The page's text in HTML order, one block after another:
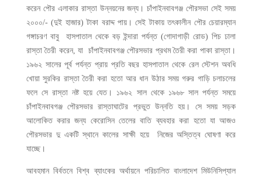
করেন পৌর এলাকার রাস্তা উন্নয়নের জন্য। চাঁপাইনবাবগঞ্জ পৌরসভা সেই সময়
২০০০/- (দুই হাজার) টাকা বরাদ্দ পায়। সেই টাকায় তৎকালীন পৌর চেয়ারম্যান
গঙ্গাচরণ বাবু হাসপাতাল থেকে বড় ইন্দারা পর্যন্ত (গোদাগাড়ী রোড) পিচ ঢালা
রাস্তা তৈরী করেন, যা চাঁপাইনবাবগঞ্জ পৌরসভার প্রথম তৈরী করা পাকা রাস্তা।
১৯৬২ সালের পূর্ব পর্যন্ত প্রায় প্রতি বছর হাসপাতাল থেকে রেল স্টেশন অবধি
খোয়া সুরকির রাস্তা তৈরী করা হতো আর ধান উঠার সময় গরুর গাড়ি চলাচলের
ফলে সে রাস্তা নষ্ট হয়ে যেত। ১৯৬২ সাল থেকে ১৯৬৮ সাল পর্যন্ত সময়ে
চাঁপাইনবাবগঞ্জ পৌরসভার রাস্তাঘাটের প্রভুত উন্নতি হয়। সে সময় সড়ক
আলোকিত করার জন্য কেরোসিন তেলের বাতি ব্যবহার করা হতো যা আজও
পৌরসভার দু একটি স্থানে কালের সাক্ষী হয়ে নিজের অস্তিত্ব ঘোষণা করে
যাচ্ছে।
আবহমান বির্বতনে বিশ্ব ব্যাংকের অর্থায়নে পরিচালিত বাংলাদেশ মিউনিসিপ্যাল